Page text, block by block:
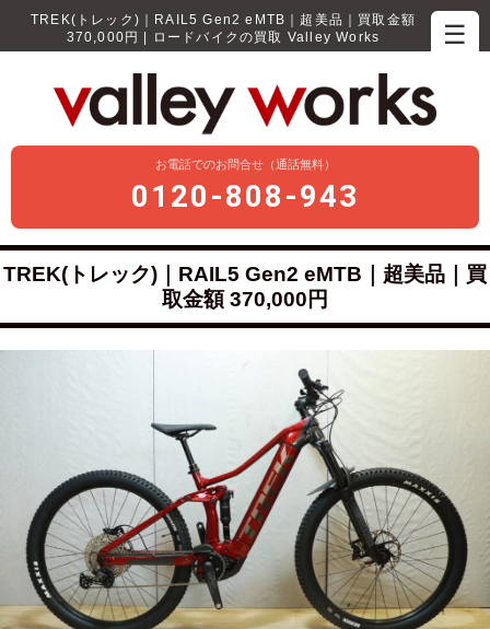
☰
TREK(トレック)｜RAIL5 Gen2 eMTB｜超美品｜買取金額
370,000円 | ロードバイクの買取 Valley Works
お電話でのお問合せ（通話無料）
0120-808-943
TREK(トレック)｜RAIL5 Gen2 eMTB｜超美品｜買
取金額 370,000円